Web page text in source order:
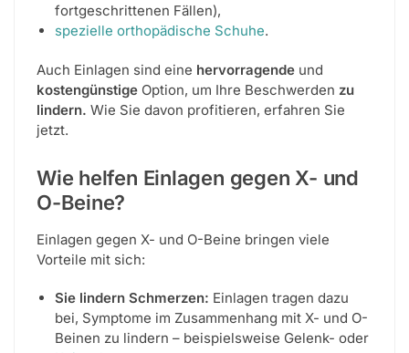
fortgeschrittenen Fällen),
spezielle orthopädische Schuhe.
Auch Einlagen sind eine hervorragende und
kostengünstige Option, um Ihre Beschwerden zu
lindern. Wie Sie davon profitieren, erfahren Sie
jetzt.
Wie helfen Einlagen gegen X- und
O-Beine?
Einlagen gegen X- und O-Beine bringen viele
Vorteile mit sich:
Sie lindern Schmerzen: Einlagen tragen dazu
bei, Symptome im Zusammenhang mit X- und O-
Beinen zu lindern – beispielsweise Gelenk- oder